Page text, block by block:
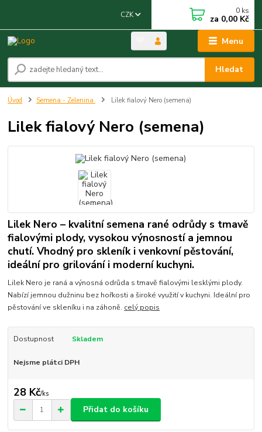
Menu
CZK
Hledat
0 ks
za 0,00 Kč
Úvod Semena - Zelenina Lilek fialový Nero (semena)
Lilek fialový Nero (semena)
Lilek Nero – kvalitní semena rané odrůdy s tmavě
fialovými plody, vysokou výnosností a jemnou
chutí. Vhodný pro skleník i venkovní pěstování,
ideální pro grilování i moderní kuchyni.
Lilek Nero je raná a výnosná odrůda s tmavě fialovými lesklými plody.
Nabízí jemnou dužninu bez hořkosti a široké využití v kuchyni. Ideální pro
pěstování ve skleníku i na záhoně. celý popis
Dostupnost Skladem
Nejsme plátci DPH
28 Kč/ks
Přidat do košíku